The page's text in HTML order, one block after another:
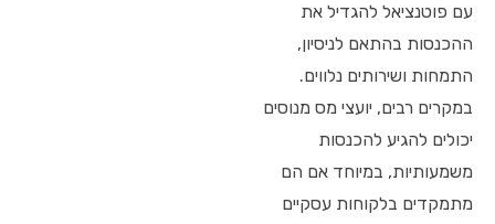
עם פוטנציאל להגדיל את
ההכנסות בהתאם לניסיון,
התמחות ושירותים נלווים.
במקרים רבים, יועצי מס מנוסים
יכולים להגיע להכנסות
משמעותיות, במיוחד אם הם
מתמקדים בלקוחות עסקיים